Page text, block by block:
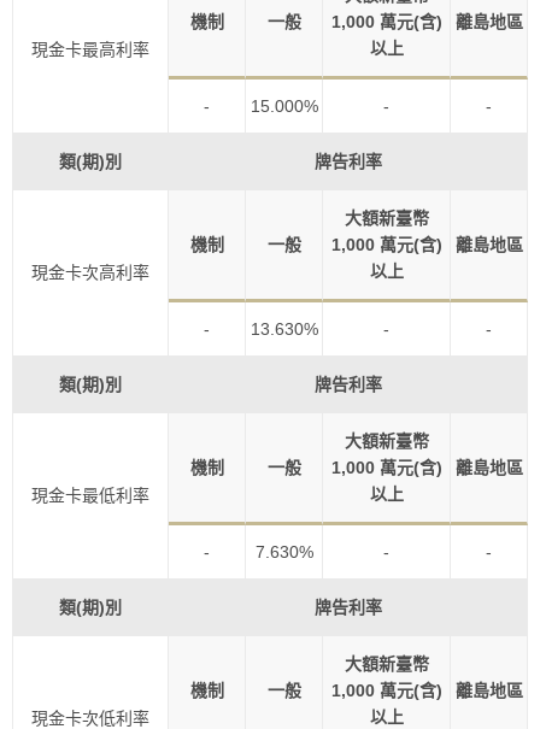
現金卡最高利率
機制 一般
1,000 萬元(含)
以上
離島地區
- 15.000% - -
類(期)別 牌告利率
現金卡次高利率
機制 一般
大額新臺幣
1,000 萬元(含)
以上
離島地區
- 13.630% - -
類(期)別 牌告利率
現金卡最低利率
機制 一般
大額新臺幣
1,000 萬元(含)
以上
離島地區
- 7.630% - -
類(期)別 牌告利率
現金卡次低利率
機制 一般
大額新臺幣
1,000 萬元(含)
以上
離島地區